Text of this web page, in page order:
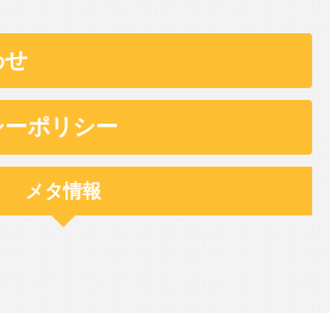
ポリシー
メタ情報